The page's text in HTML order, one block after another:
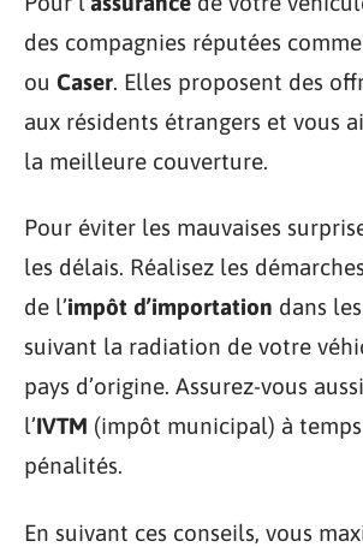
des compagnies réputées comme
ou Caser. Elles proposent des
aux résidents étrangers et vous
la meilleure couverture.
Pour éviter les mauvaises
les délais. Réalisez les
de l’impôt d’importation dans
suivant la radiation de votre
pays d’origine. Assurez-vous
l’IVTM (impôt municipal) à
pénalités.
En suivant ces conseils, vous